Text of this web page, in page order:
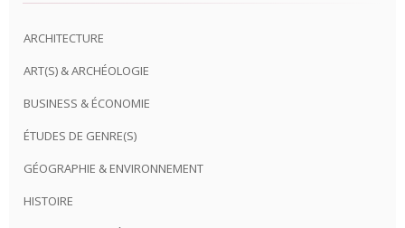
ARCHITECTURE
ART(S) & ARCHÉOLOGIE
BUSINESS & ÉCONOMIE
ÉTUDES DE GENRE(S)
GÉOGRAPHIE & ENVIRONNEMENT
HISTOIRE